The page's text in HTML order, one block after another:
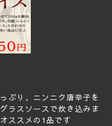
ぷり、ニンニク唐辛子を
ラスソースで炊き込みま
ススメの1品です